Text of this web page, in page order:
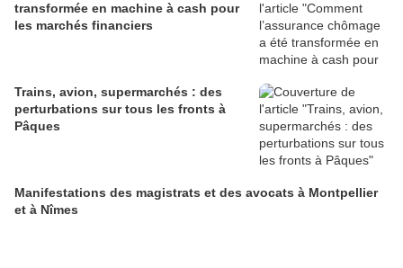
transformée en machine à cash pour
les marchés financiers
Trains, avion, supermarchés : des
perturbations sur tous les fronts à
Pâques
Manifestations des magistrats et des avocats à Montpellier
et à Nîmes